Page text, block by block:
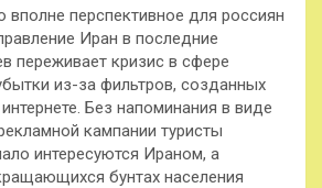
вполне перспективное для россиян
Иран в последние
переживает кризис в сфере
из-за фильтров, созданных
Без напоминания в виде
кампании туристы
интересуются Ираном, а
бунтах населения